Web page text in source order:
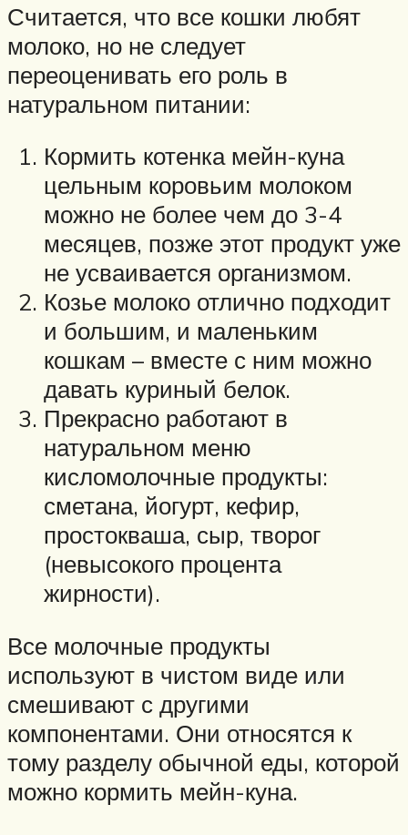
Считается, что все кошки любят
молоко, но не следует
переоценивать его роль в
натуральном питании:
Кормить котенка мейн-куна
цельным коровьим молоком
можно не более чем до 3-4
месяцев, позже этот продукт уже
не усваивается организмом.
Козье молоко отлично подходит
и большим, и маленьким
кошкам – вместе с ним можно
давать куриный белок.
Прекрасно работают в
натуральном меню
кисломолочные продукты:
сметана, йогурт, кефир,
простокваша, сыр, творог
(невысокого процента
жирности).
Все молочные продукты
используют в чистом виде или
смешивают с другими
компонентами. Они относятся к
тому разделу обычной еды, которой
можно кормить мейн-куна.